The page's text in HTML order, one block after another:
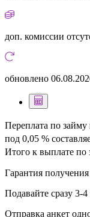
доп. комиссии
обновлено
Переплата по займу
под 0,05 %
Итого к выплате по
Гарантия получения
Подавайте сразу
Отправка анкет